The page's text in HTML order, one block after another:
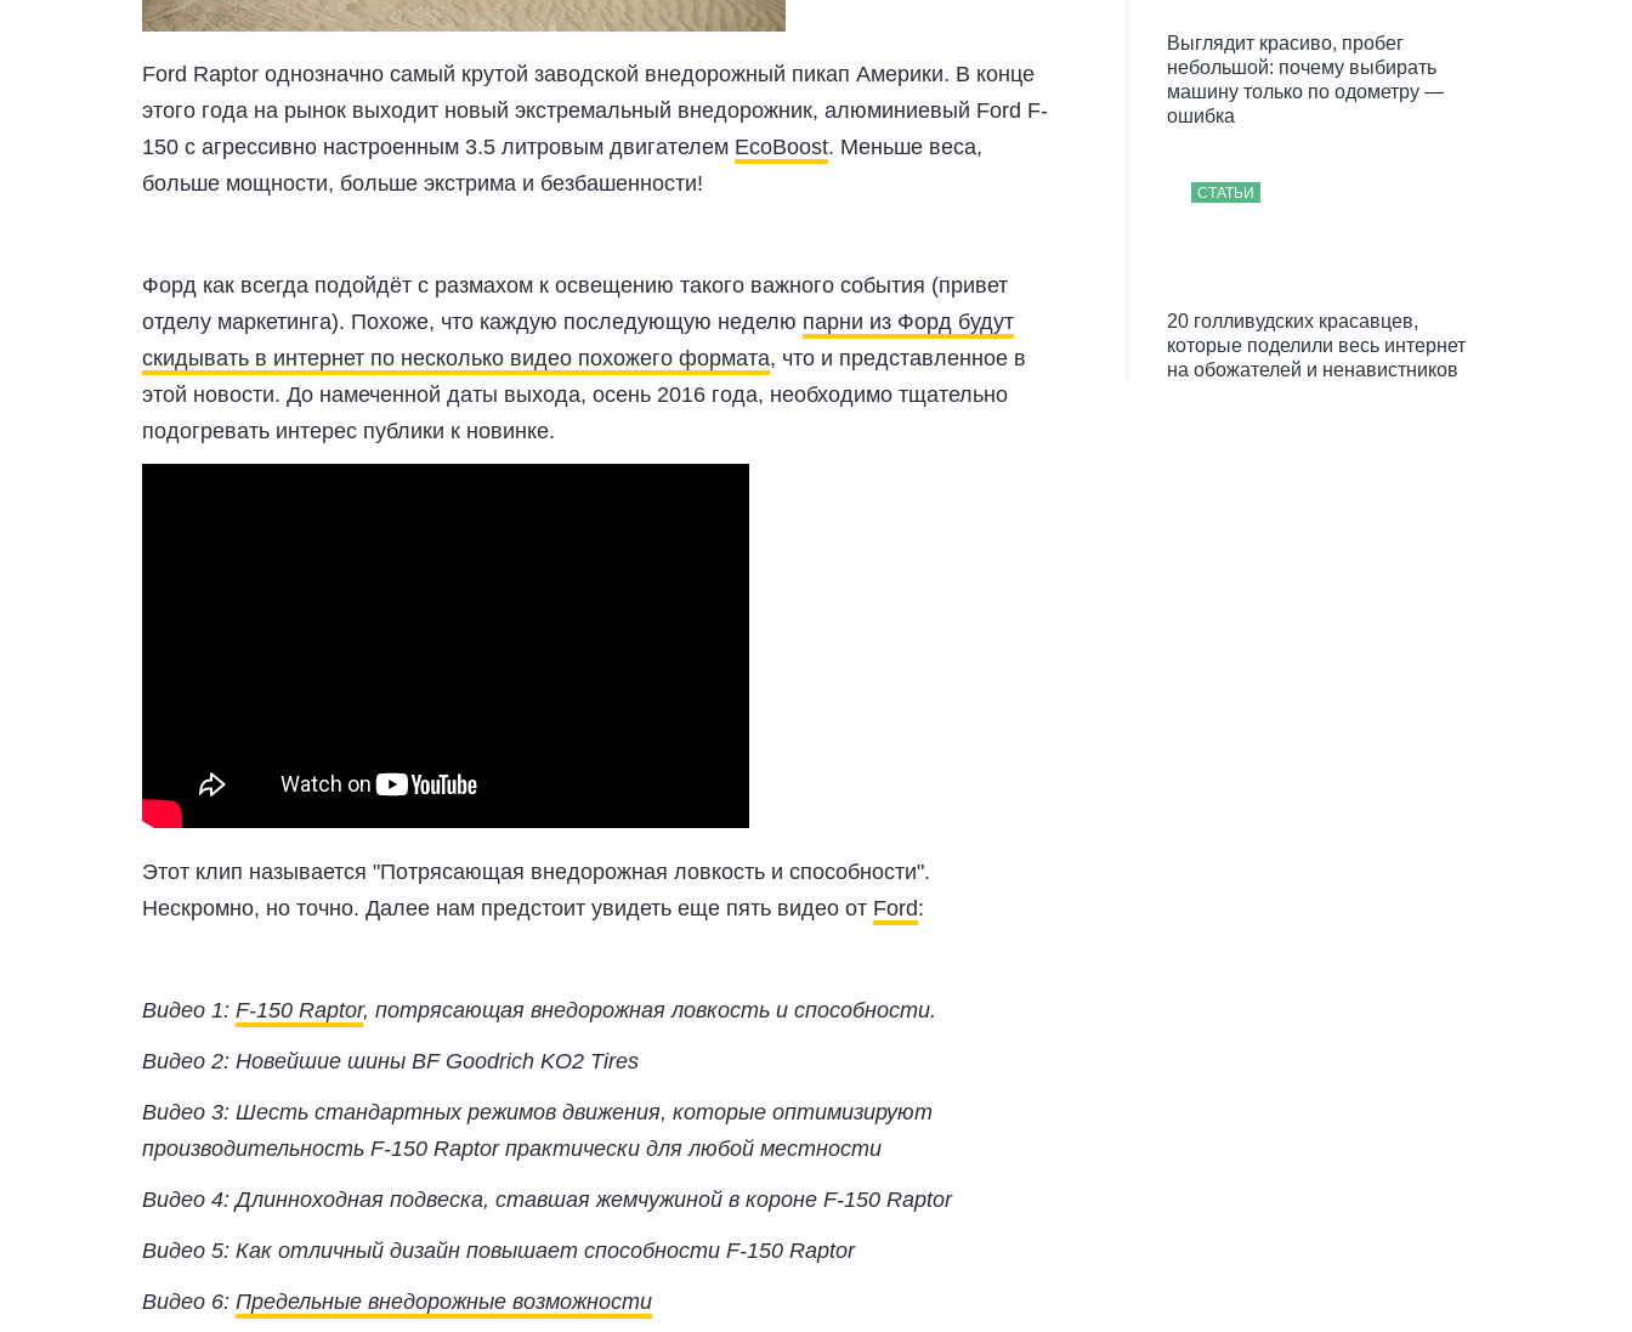
Ford Raptor однозначно самый крутой заводской внедорожный пикап Америки. В конце
этого года на рынок выходит новый экстремальный внедорожник, алюминиевый Ford F-
150 с агрессивно настроенным 3.5 литровым двигателем EcoBoost. Меньше веса,
больше мощности, больше экстрима и безбашенности!
Форд как всегда подойдёт с размахом к освещению такого важного события (привет
отделу маркетинга). Похоже, что каждую последующую неделю парни из Форд будут
скидывать в интернет по несколько видео похожего формата, что и представленное в
этой новости. До намеченной даты выхода, осень 2016 года, необходимо тщательно
подогревать интерес публики к новинке.
Этот клип называется "Потрясающая внедорожная ловкость и способности".
Нескромно, но точно. Далее нам предстоит увидеть еще пять видео от Ford:
Видео 1: F-150 Raptor, потрясающая внедорожная ловкость и способности.
Видео 2: Новейшие шины BF Goodrich KO2 Tires
Видео 3: Шесть стандартных режимов движения, которые оптимизируют
производительность F-150 Raptor практически для любой местности
Видео 4: Длинноходная подвеска, ставшая жемчужиной в короне F-150 Raptor
Видео 5: Как отличный дизайн повышает способности F-150 Raptor
Видео 6: Предельные внедорожные возможности
Выглядит красиво, пробег
небольшой: почему выбирать
машину только по одометру —
ошибка
СТАТЬИ
20 голливудских красавцев,
которые поделили весь интернет
на обожателей и ненавистников